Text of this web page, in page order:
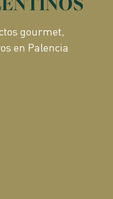
gourmet,
en Palencia